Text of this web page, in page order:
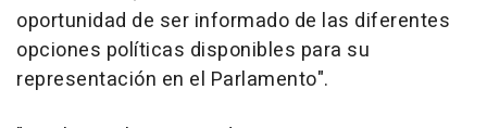
oportunidad de ser informado de las diferentes
opciones políticas disponibles para su
representación en el Parlamento".